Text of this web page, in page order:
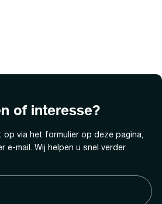
of interesse?
op via het formulier op deze pagina,
e-mail. Wij helpen u snel verder.